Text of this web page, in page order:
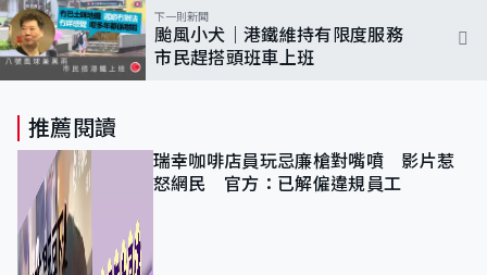
下一則新聞
颱風小犬｜港鐵維持有限度服務
市民趕搭頭班車上班
推薦閱讀
瑞幸咖啡店員玩忌廉槍對嘴噴 影片惹
怒網民 官方：已解僱違規員工